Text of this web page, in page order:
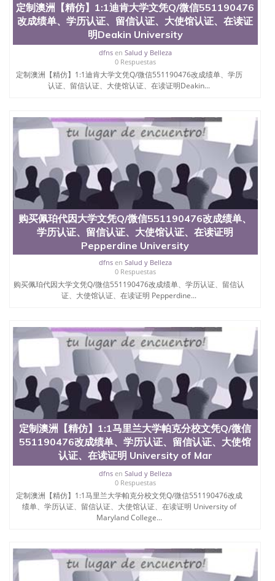
定制澳洲【精仿】1:1迪肯大学文凭Q/微信551190476
改成绩单、学历认证、留信认证、大使馆认证、在读证
明Deakin University
dfnsen Salud y Belleza
0 Respuestas
定制澳洲【精仿】1:1迪肯大学文凭Q/微信551190476改成绩单、学历
认证、留信认证、大使馆认证、在读证明Deakin...
购买佩珀代因大学文凭Q/微信551190476改成绩单、
学历认证、留信认证、大使馆认证、在读证明
Pepperdine University
dfnsen Salud y Belleza
0 Respuestas
购买佩珀代因大学文凭Q/微信551190476改成绩单、学历认证、留信认
证、大使馆认证、在读证明 Pepperdine...
定制澳洲【精仿】1:1马里兰大学帕克分校文凭Q/微信
551190476改成绩单、学历认证、留信认证、大使馆
认证、在读证明 University of Mar
dfnsen Salud y Belleza
0 Respuestas
定制澳洲【精仿】1:1马里兰大学帕克分校文凭Q/微信551190476改成
绩单、学历认证、留信认证、大使馆认证、在读证明 University of
Maryland College...